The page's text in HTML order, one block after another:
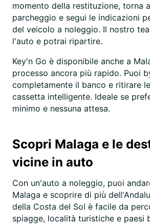
momento della restituzione, torna
parcheggio e segui le indicazioni
del veicolo a noleggio. Il nostro
l'auto e potrai ripartire.
Key'n Go è disponibile anche a
processo ancora più rapido. Puoi
completamente il banco e ritirare
cassetta intelligente. Ideale se
minimo e nessuna attesa.
Scopri Malaga e le
vicine in auto
Con un'auto a noleggio, puoi
Malaga e scoprire di più
della Costa del Sol è facile da
spiagge, località turistiche e paesi